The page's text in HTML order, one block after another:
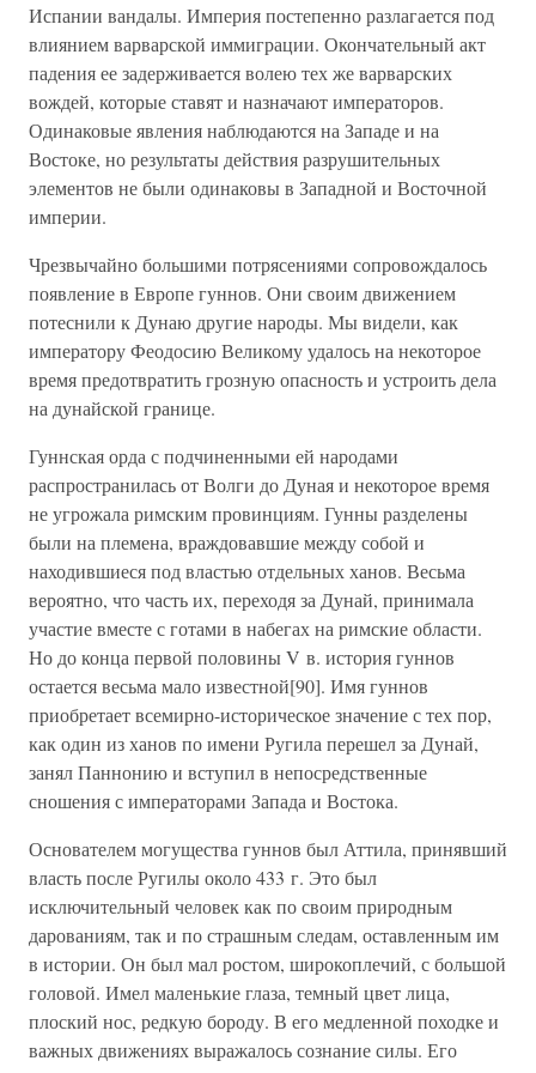
Испании вандалы. Империя постепенно разлагается под
влиянием варварской иммиграции. Окончательный акт
падения ее задерживается волею тех же варварских
вождей, которые ставят и назначают императоров.
Одинаковые явления наблюдаются на Западе и на
Востоке, но результаты действия разрушительных
элементов не были одинаковы в Западной и Восточной
империи.
Чрезвычайно большими потрясениями сопровождалось
появление в Европе гуннов. Они своим движением
потеснили к Дунаю другие народы. Мы видели, как
императору Феодосию Великому удалось на некоторое
время предотвратить грозную опасность и устроить дела
на дунайской границе.
Гуннская орда с подчиненными ей народами
распространилась от Волги до Дуная и некоторое время
не угрожала римским провинциям. Гунны разделены
были на племена, враждовавшие между собой и
находившиеся под властью отдельных ханов. Весьма
вероятно, что часть их, переходя за Дунай, принимала
участие вместе с готами в набегах на римские области.
Но до конца первой половины V в. история гуннов
остается весьма мало известной[90]. Имя гуннов
приобретает всемирно-историческое значение с тех пор,
как один из ханов по имени Ругила перешел за Дунай,
занял Паннонию и вступил в непосредственные
сношения с императорами Запада и Востока.
Основателем могущества гуннов был Аттила, принявший
власть после Ругилы около 433 г. Это был
исключительный человек как по своим природным
дарованиям, так и по страшным следам, оставленным им
в истории. Он был мал ростом, широкоплечий, с большой
головой. Имел маленькие глаза, темный цвет лица,
плоский нос, редкую бороду. В его медленной походке и
важных движениях выражалось сознание силы. Его